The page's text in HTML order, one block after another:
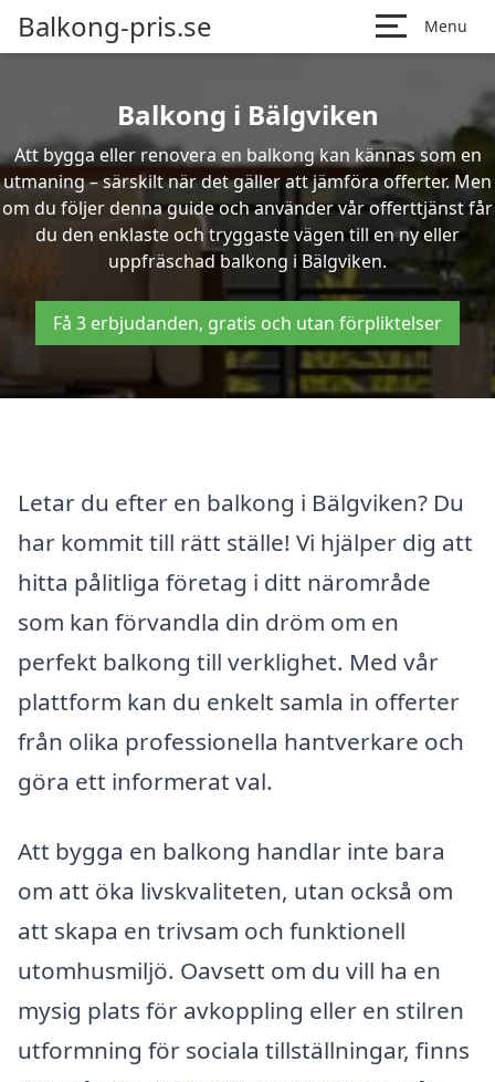
Balkong-pris.se Menu
Balkong i Bälgviken
Att bygga eller renovera en balkong kan kännas som en
utmaning – särskilt när det gäller att jämföra offerter. Men
om du följer denna guide och använder vår offerttjänst får
du den enklaste och tryggaste vägen till en ny eller
uppfräschad balkong i Bälgviken.
Få 3 erbjudanden, gratis och utan förpliktelser
Letar du efter en balkong i Bälgviken? Du
har kommit till rätt ställe! Vi hjälper dig att
hitta pålitliga företag i ditt närområde
som kan förvandla din dröm om en
perfekt balkong till verklighet. Med vår
plattform kan du enkelt samla in offerter
från olika professionella hantverkare och
göra ett informerat val.
Att bygga en balkong handlar inte bara
om att öka livskvaliteten, utan också om
att skapa en trivsam och funktionell
utomhusmiljö. Oavsett om du vill ha en
mysig plats för avkoppling eller en stilren
utformning för sociala tillställningar, finns